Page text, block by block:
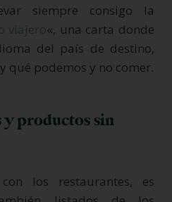
siempre consigo la
viajero«, una carta donde
del país de destino,
qué podemos y no comer.
y productos sin
los restaurantes, es